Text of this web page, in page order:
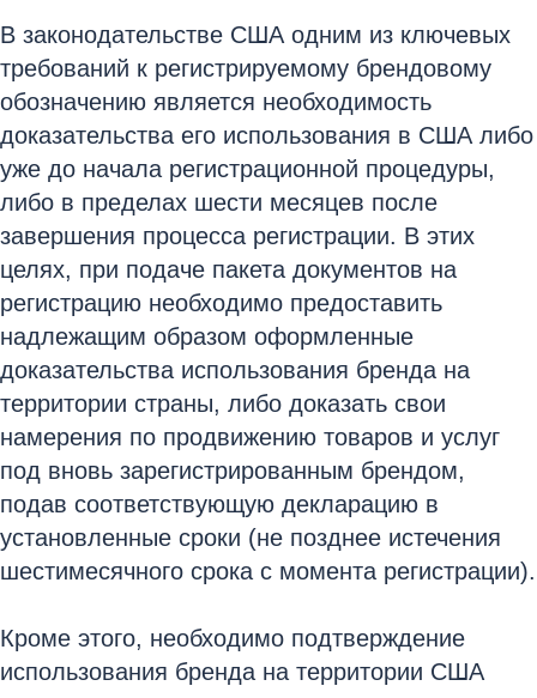
В законодательстве США одним из ключевых
требований к регистрируемому брендовому
обозначению является необходимость
доказательства его использования в США либо
уже до начала регистрационной процедуры,
либо в пределах шести месяцев после
завершения процесса регистрации. В этих
целях, при подаче пакета документов на
регистрацию необходимо предоставить
надлежащим образом оформленные
доказательства использования бренда на
территории страны, либо доказать свои
намерения по продвижению товаров и услуг
под вновь зарегистрированным брендом,
подав соответствующую декларацию в
установленные сроки (не позднее истечения
шестимесячного срока с момента регистрации).
Кроме этого, необходимо подтверждение
использования бренда на территории США